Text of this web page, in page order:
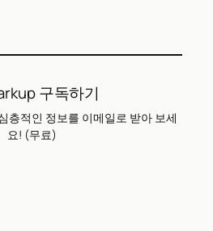
구독하기
층적인 정보를 이메일로 받아 보세
요! (무료)